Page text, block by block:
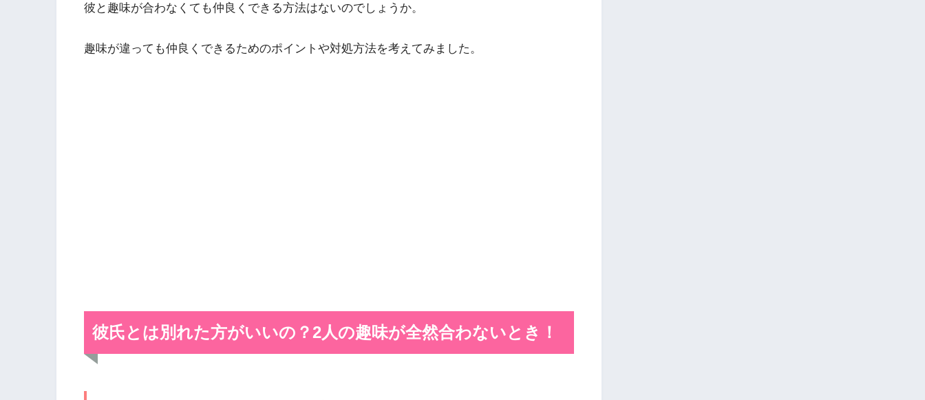
彼と趣味が合わなくても仲良くできる方法はないのでしょうか。
趣味が違っても仲良くできるためのポイントや対処方法を考えてみました。
彼氏とは別れた方がいいの？2人の趣味が全然合わないとき！